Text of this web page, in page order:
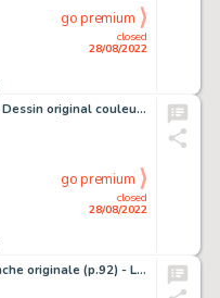
closed
28/08/2022
go premium
Aouamri, Mohamed - Dessin original couleur - La Quête de l'oiseau du temps - Bragon & Mara - (2022)
closed
28/08/2022
go premium
Rabaté, Pascal - Planche originale (p.92) - La déconfiture - (2017/2018)